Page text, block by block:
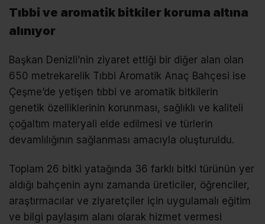
Tıbbi ve aromatik bitkiler koruma altına
alınıyor
Başkan Denizli’nin ziyaret ettiği bir diğer alan olan
650 metrekarelik Tıbbi Aromatik Anaç Bahçesi ise
Çeşme’de yetişen tıbbi ve aromatik bitkilerin
genetik özelliklerinin korunması, sağlıklı ve kaliteli
çoğaltım materyali elde edilmesi ve türlerin
devamlılığının sağlanması amacıyla oluşturuldu.
Toplam 26 bitki yatağında 36 farklı bitki türünün yer
aldığı bahçenin aynı zamanda üreticiler, öğrenciler,
araştırmacılar ve ziyaretçiler için uygulamalı eğitim
ve bilgi paylaşım alanı olarak hizmet vermesi